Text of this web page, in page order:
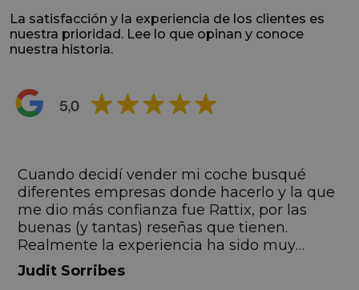
La satisfacción y la experiencia de los clientes es
nuestra prioridad. Lee lo que opinan y conoce
nuestra historia.
Cuando decidí vender mi coche busqué
diferentes empresas donde hacerlo y la que
me dio más confianza fue Rattix, por las
buenas (y tantas) reseñas que tienen.
Realmente la experiencia ha sido muy
buena, Carolina ha sido siempre muy atenta
y profesional. Finalmente mi hermana se
Judit Sorribes